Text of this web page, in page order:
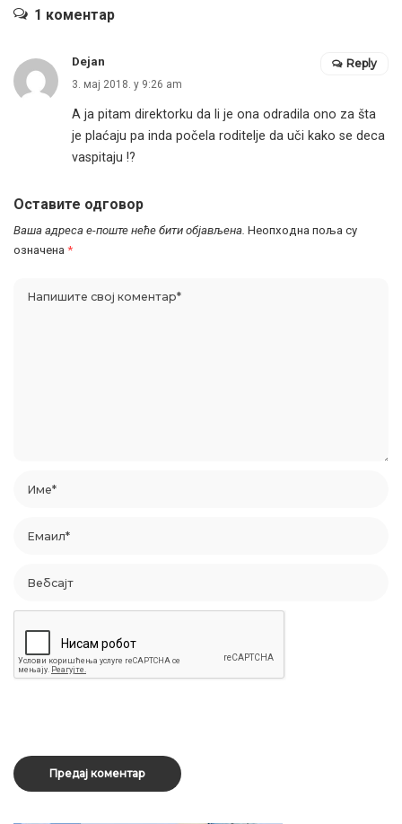
1 коментар
Dejan
3. мај 2018. у 9:26 am
A ja pitam direktorku da li je ona odradila ono za šta
je plaćaju pa inda počela roditelje da uči kako se deca
vaspitaju !?
Reply
Оставите одговор
Ваша адреса е-поште неће бити објављена. Неопходна поља су
означена *